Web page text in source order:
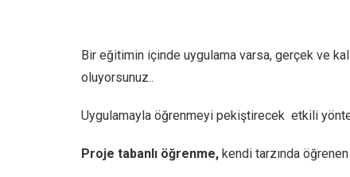
Bir eğitimin içinde uygulama varsa, gerçek ve
oluyorsunuz..
Uygulamayla öğrenmeyi pekiştirecek etkili
Proje tabanlı öğrenme, kendi tarzında